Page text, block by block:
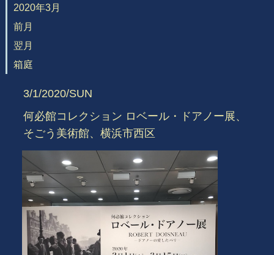
2020年3月
前月
翌月
箱庭
3/1/2020/SUN
何必館コレクション ロベール・ドアノー展、
そごう美術館、横浜市西区